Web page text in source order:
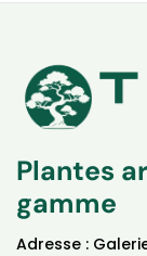
Plantes
gamme
Adresse :